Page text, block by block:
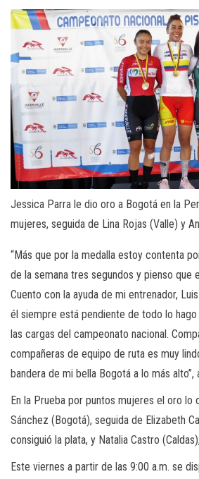
Jessica Parra le dio oro a Bogotá en la
mujeres, seguida de Lina Rojas (Valle) y
“Más que por la medalla estoy contenta
de la semana tres segundos y pienso que
Cuento con la ayuda de mi entrenador,
él siempre está pendiente de todo lo
las cargas del campeonato nacional.
compañeras de equipo de ruta es muy
bandera de mi bella Bogotá a lo más
En la Prueba por puntos mujeres el oro lo
Sánchez (Bogotá), seguida de Elizabeth
consiguió la plata, y Natalia Castro
Este viernes a partir de las 9:00 a.m. se